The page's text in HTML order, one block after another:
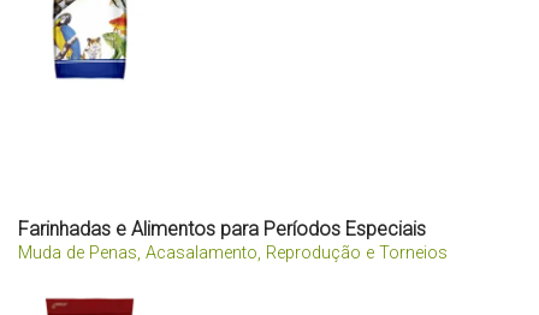
Farinhadas e Alimentos para Períodos Especiais
Muda de Penas, Acasalamento, Reprodução e Torneios